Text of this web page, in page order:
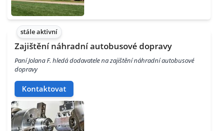
stále aktivní
Zajištění náhradní autobusové dopravy
Paní Jolana F. hledá dodavatele na zajištění náhradní autobusové
dopravy
Kontaktovat